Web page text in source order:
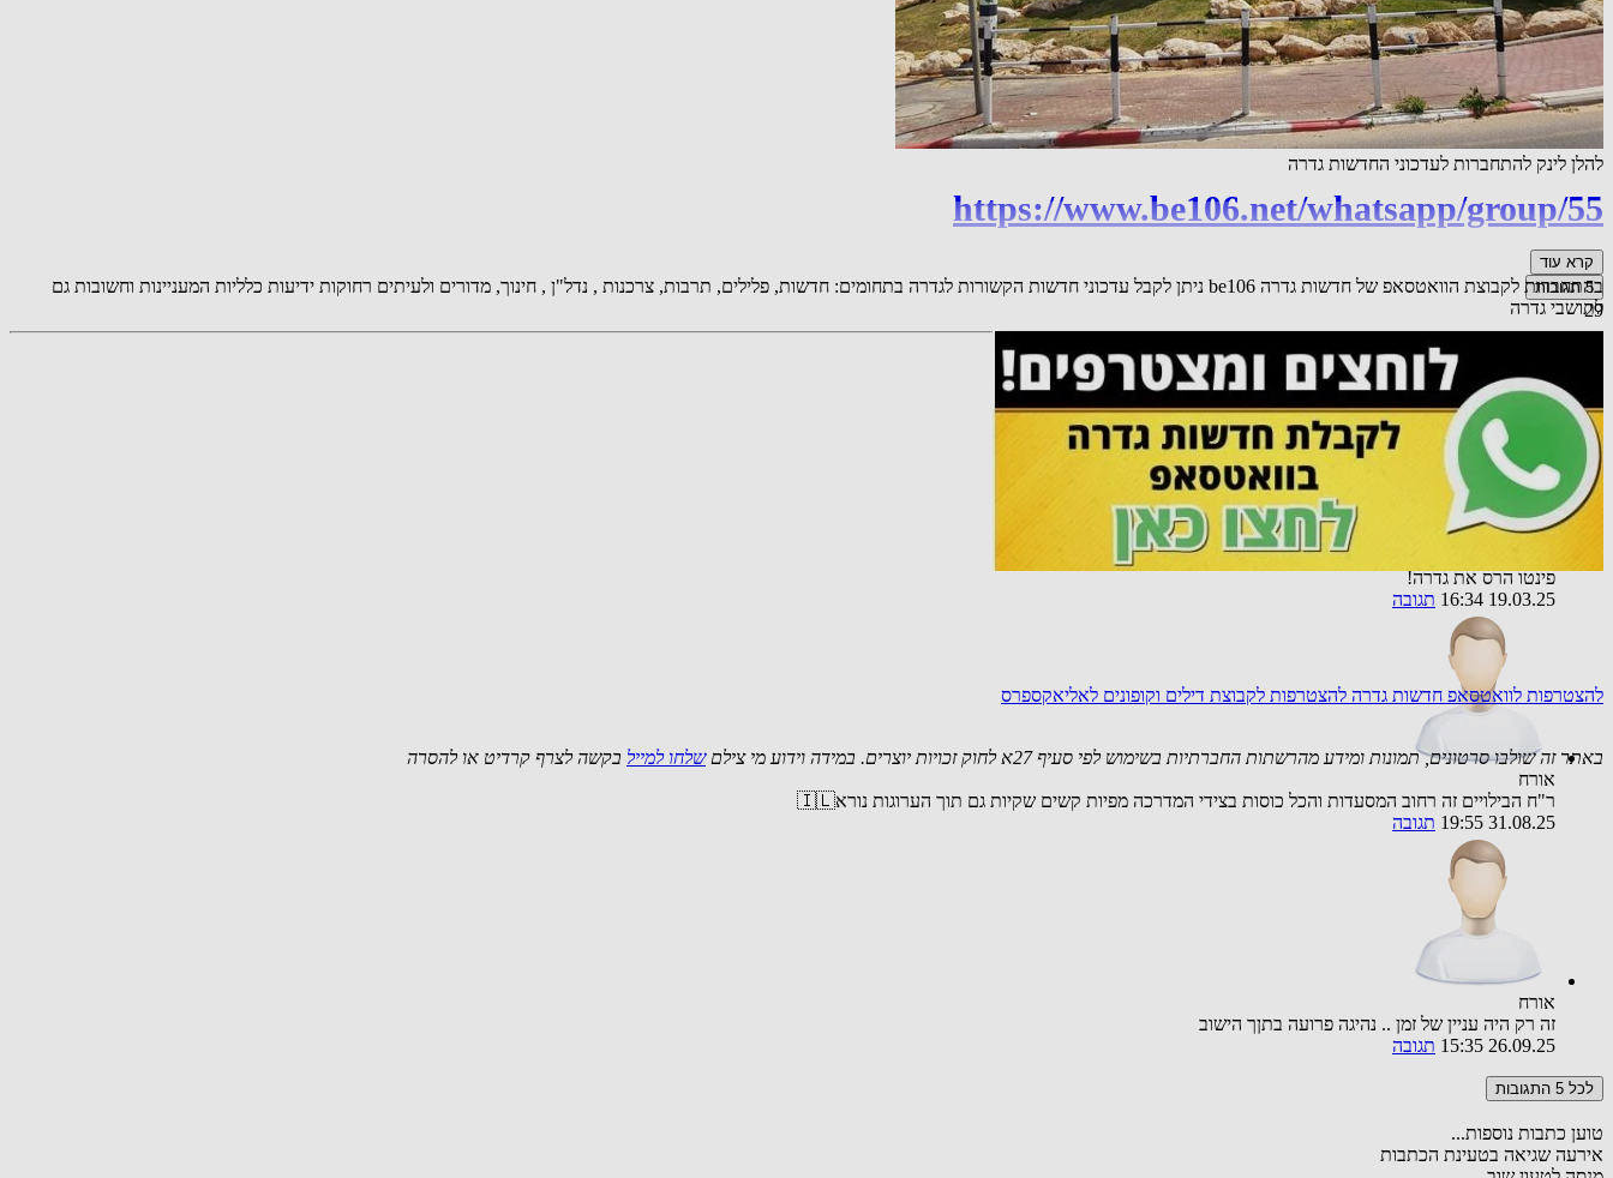
להלן לינק להתחברות לעדכוני החדשות גדרה
https://www.be106.net/whatsapp/group/55
בהתחברות לקבוצת הוואטסאפ של חדשות גדרה be106 ניתן לקבל עדכוני חדשות הקשורות לגדרה בתחומים: חדשות, פלילים, תרבות, צרכנות , נדל"ן , חינוך, מדורים ולעיתים רחוקות ידיעות כלליות המעניינות וחשובות גם
לתושבי גדרה
להצטרפות לוואטסאפ חדשות גדרה להצטרפות לקבוצת דילים וקופונים לאליאקספרס
באתר זה שולבו סרטונים, תמונות ומידע מהרשתות החברתיות בשימוש לפי סעיף 27א לחוק זכויות יוצרים. במידה וידוע מי צילם שלחו למייל בקשה לצרף קרדיט או להסרה
קרא עוד
5תגובות
29
הוספת תגובה שיתוף
פינטו הרס את גדרה!
19.03.25 16:34
תגובה
אורח
ר"ח הבילויים זה רחוב המסעדות והכל כוסות בצידי המדרכה מפיות קשים שקיות גם תוך הערוגות נורא🇮🇱
31.08.25 19:55
תגובה
אורח
זה רק היה עניין של זמן .. נהיגה פרועה בתןך הישוב
26.09.25 15:35
תגובה
לכל 5 התגובות
טוען כתבות נוספות...
אירעה שגיאה בטעינת הכתבות